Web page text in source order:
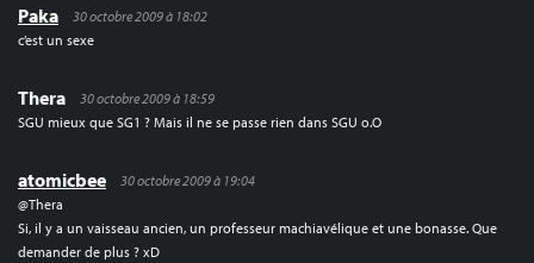
Paka
30 octobre 2009 à 18:02
c’est un sexe
Thera
30 octobre 2009 à 18:59
SGU mieux que SG1 ? Mais il ne se passe rien dans SGU o.O
atomicbee
30 octobre 2009 à 19:04
@Thera
Si, il y a un vaisseau ancien, un professeur machiavélique et une bonasse. Que
demander de plus ? xD